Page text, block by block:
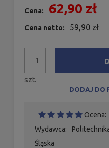
Cena: 62,90 zł
Cena netto: 59,90 zł
szt.
DODAJ DO
Ocena:
Wydawca:
Śląska